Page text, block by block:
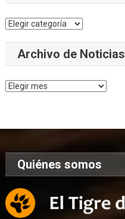
Categorías
Archivo de Noticias
Archivo
Quiénes somos